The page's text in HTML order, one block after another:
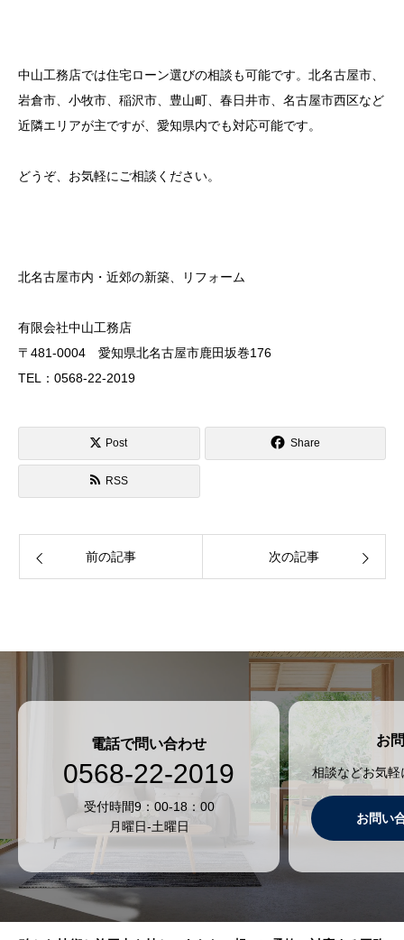
中山工務店では住宅ローン選びの相談も可能です。北名古屋市、
岩倉市、小牧市、稲沢市、豊山町、春日井市、名古屋市西区など
近隣エリアが主ですが、愛知県内でも対応可能です。
どうぞ、お気軽にご相談ください。
北名古屋市内・近郊の新築、リフォーム
有限会社中山工務店
〒481-0004 愛知県北名古屋市鹿田坂巻176
TEL：0568-22-2019
Post Share
RSS
前の記事 次の記事
電話で問い合わせ
0568-22-2019
受付時間9：00-18：00
月曜日-土曜日
お
相談などお気
お問い